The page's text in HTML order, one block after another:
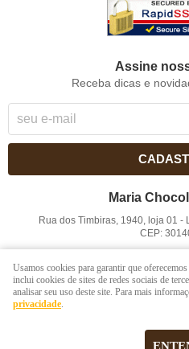
Assine
Receba dicas e
Maria
Rua dos Timbiras, 1940, loja 01 -
CEP:
LOJA VIRTUAL CRIADA POR
Usamos cookies para garantir que
inclui cookies de sites de redes sociais de
analisar seu uso deste site. Para mais
privacidade.